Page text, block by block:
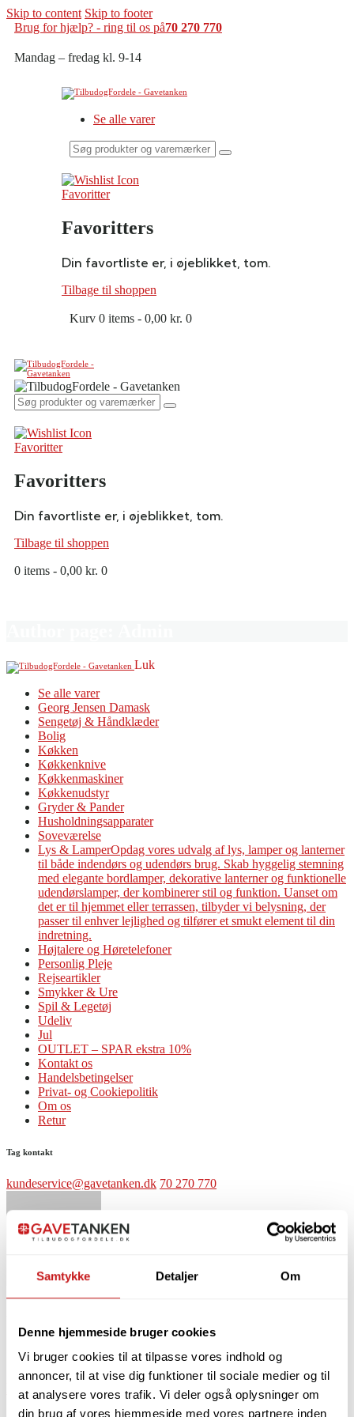
Samtykke Detaljer Om
Denne hjemmeside bruger cookies
Vi bruger cookies til at tilpasse vores indhold og
annoncer, til at vise dig funktioner til sociale medier og til
at analysere vores trafik. Vi deler også oplysninger om
din brug af vores hjemmeside med vores partnere inden
Skip to content Skip to footer
Brug for hjælp? - ring til os på70 270 770
Mandag – fredag kl. 9-14
Se alle varer
Søg
produkter
og
varemærker
her
Favoritter
Favoritters
Din favortliste er, i øjeblikket, tom.
Tilbage til shoppen
Kurv 0 items - 0,00 kr. 0
Favoritter
Favoritters
Din favortliste er, i øjeblikket, tom.
Tilbage til shoppen
0 items - 0,00 kr. 0
Luk
Se alle varer
Georg Jensen Damask
Sengetøj & Håndklæder
Bolig
Køkken
Køkkenknive
Køkkenmaskiner
Køkkenudstyr
Gryder & Pander
Husholdningsapparater
Soveværelse
Lys & LamperOpdag vores udvalg af lys, lamper og lanterner
til både indendørs og udendørs brug. Skab hyggelig stemning
med elegante bordlamper, dekorative lanterner og funktionelle
udendørslamper, der kombinerer stil og funktion. Uanset om
det er til hjemmet eller terrassen, tilbyder vi belysning, der
passer til enhver lejlighed og tilfører et smukt element til din
indretning.
Højtalere og Høretelefoner
Personlig Pleje
Rejseartikler
Smykker & Ure
Spil & Legetøj
Udeliv
Jul
OUTLET – SPAR ekstra 10%
Kontakt os
Handelsbetingelser
Privat- og Cookiepolitik
Om os
Retur
Tag kontakt
kundeservice@gavetanken.dk 70 270 770
articles published
How to Have More Focused